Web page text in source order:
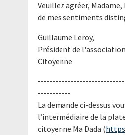
Veuillez agréer,
de mes sentiments
Guillaume Leroy,
Président de
Citoyenne
-----------
La demande ci-dessus
l’intermédiaire de la
citoyenne Ma Dada (